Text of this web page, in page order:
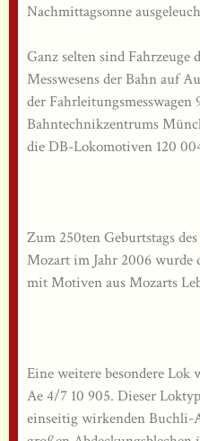
Nachmittagsonne
Ganz selten sind Fahrzeuge
Messwesens der Bahn auf
der Fahrleitungsmesswagen
Bahntechnikzentrums
die DB-Lokomotiven 120
Zum 250ten Geburtstags
Mozart im Jahr 2006 wurde
mit Motiven aus Mozarts
Eine weitere besondere Lok
Ae 4/7 10 905. Dieser
einseitig wirkenden Buchli-